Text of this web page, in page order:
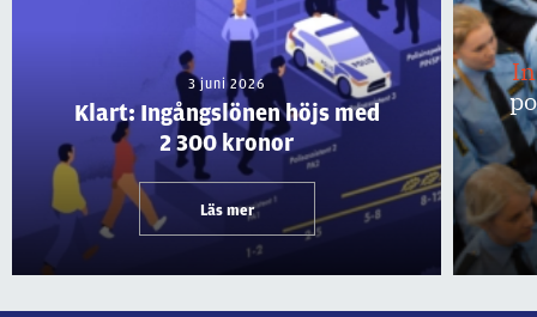
3 juni 2026
Klart: Ingångslönen höjs med
2 300 kronor
Läs mer